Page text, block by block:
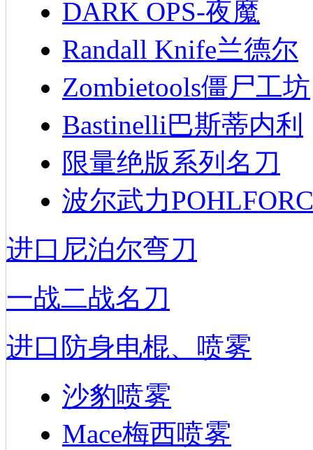
DARK OPS-夜魔
Randall Knife兰德尔
Zombietools僵尸工坊
Bastinelli巴斯蒂内利
限量绝版系列名刀
波尔武力
进口尼泊尔弯刀
一战二战名刀
进口防身电棍、喷雾
沙豹喷雾
Mace梅西喷雾